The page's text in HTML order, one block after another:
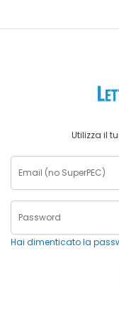
Utilizza il
Hai dimenticato la